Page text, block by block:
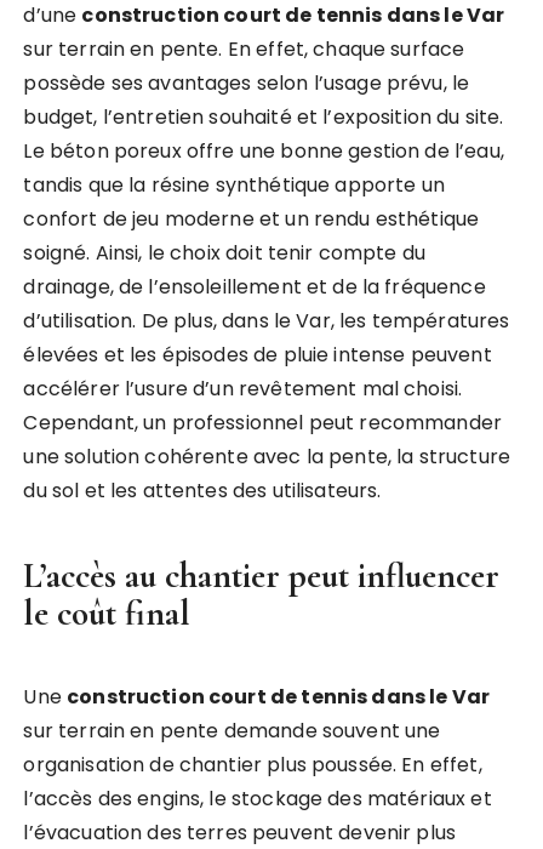
d’une construction court de tennis dans le Var
sur terrain en pente. En effet, chaque surface
possède ses avantages selon l’usage prévu, le
budget, l’entretien souhaité et l’exposition du site.
Le béton poreux offre une bonne gestion de l’eau,
tandis que la résine synthétique apporte un
confort de jeu moderne et un rendu esthétique
soigné. Ainsi, le choix doit tenir compte du
drainage, de l’ensoleillement et de la fréquence
d’utilisation. De plus, dans le Var, les températures
élevées et les épisodes de pluie intense peuvent
accélérer l’usure d’un revêtement mal choisi.
Cependant, un professionnel peut recommander
une solution cohérente avec la pente, la structure
du sol et les attentes des utilisateurs.
L’accès au chantier peut influencer
le coût final
Une construction court de tennis dans le Var
sur terrain en pente demande souvent une
organisation de chantier plus poussée. En effet,
l’accès des engins, le stockage des matériaux et
l’évacuation des terres peuvent devenir plus